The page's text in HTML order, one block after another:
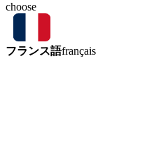
choose
フランス語français